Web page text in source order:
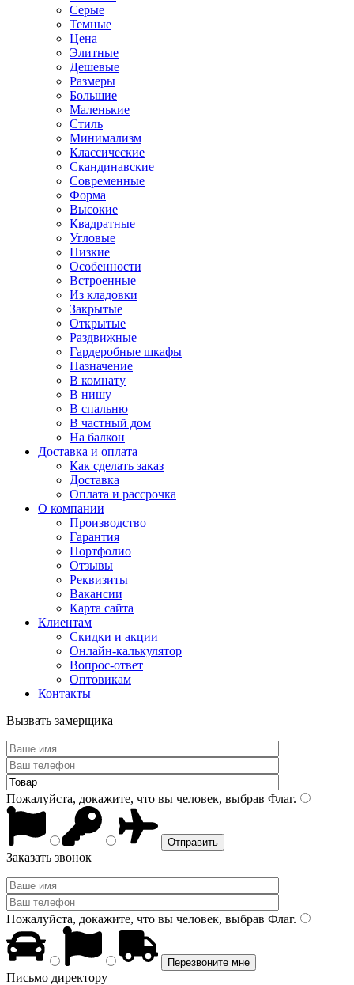
Серые
Темные
Цена
Элитные
Дешевые
Размеры
Большие
Маленькие
Стиль
Минимализм
Классические
Скандинавские
Современные
Форма
Высокие
Квадратные
Угловые
Низкие
Особенности
Встроенные
Из кладовки
Закрытые
Открытые
Раздвижные
Гардеробные шкафы
Назначение
В комнату
В нишу
В спальню
В частный дом
На балкон
Доставка и оплата
Как сделать заказ
Доставка
Оплата и рассрочка
О компании
Производство
Гарантия
Портфолио
Отзывы
Реквизиты
Вакансии
Карта сайта
Клиентам
Скидки и акции
Онлайн-калькулятор
Вопрос-ответ
Оптовикам
Контакты
Вызвать замерщика
Пожалуйста, докажите, что вы человек, выбрав Флаг.
Заказать звонок
Пожалуйста, докажите, что вы человек, выбрав Флаг.
Письмо директору